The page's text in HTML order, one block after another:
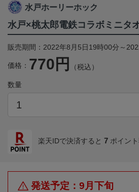
水戸ホーリーホック
水戸×桃太郎電鉄コラボミニタ
販売期間：2022年8月5日19時00分～
価格： 770円 （税込）
数量
楽天IDで決済すると 7 ポイン
発送予定：9月下旬